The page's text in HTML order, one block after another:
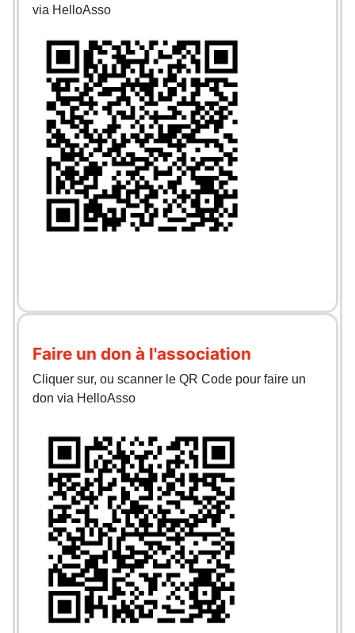
via HelloAsso
Faire un don à l'association
Cliquer sur, ou scanner le QR Code pour faire un
don via HelloAsso